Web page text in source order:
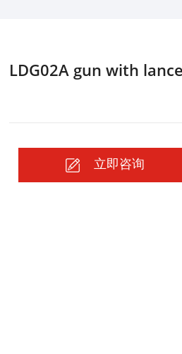
LDG02A gun with lance
立即咨询